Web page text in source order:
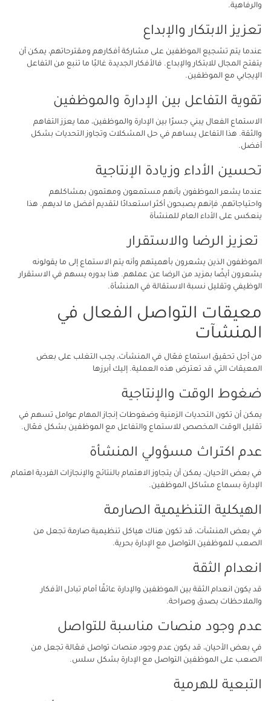
والرفاهية.
تعزيز الابتكار والإبداع
عندما يتم تشجيع الموظفين على مشاركة أفكارهم ومقترحاتهم، يمكن أن
يتفتح المجال للابتكار والإبداع. فالأفكار الجديدة غالبًا ما تنبع من التفاعل
الإيجابي مع الموظفين.
تقوية التفاعل بين الإدارة والموظفين
الاستماع الفعال يبني جسرًا بين الإدارة والموظفين، مما يعزز التفاهم
والثقة. هذا التفاعل يساهم في حل المشكلات وتجاوز التحديات بشكل
أفضل.
تحسين الأداء وزيادة الإنتاجية
عندما يشعر الموظفون بأنهم مستمعون ومهتمون بمشاكلهم
واحتياجاتهم، فإنهم يصبحون أكثر استعدادًا لتقديم أفضل ما لديهم. هذا
ينعكس على الأداء العام للمنشأة
تعزيز الرضا والاستقرار
الموظفون الذين يشعرون بأهميتهم وأنه يتم الاستماع إلى ما يقولونه
يشعرون أيضًا بمزيد من الرضا عن عملهم. هذا بدوره يسهم في الاستقرار
الوظيفي وتقليل نسبة الاستقالة في المنشأة.
معيقات التواصل الفعال في
المنشآت
من أجل تحقيق استماع فعّال في المنشآت، يجب التغلب على بعض
المعيقات التي قد تعترض هذه العملية. إليك أبرزها
ضغوط الوقت والإنتاجية
يمكن أن تكون التحديات الزمنية وضغوطات إنجاز المهام عوامل تسهم في
تقليل الوقت المخصص للاستماع والتفاعل مع الموظفين بشكل فعّال.
عدم اكتراث مسؤولي المنشأة
في بعض الأحيان، يمكن أن يتجاوز الاهتمام بالنتائج والإنجازات الفردية اهتمام
الإدارة بسماع مشاكل الموظفين.
الهيكلية التنظيمية الصارمة
في بعض المنشآت، قد تكون هناك هياكل تنظيمية صارمة تجعل من
الصعب للموظفين التواصل مع الإدارة بحرية.
انعدام الثقة
قد يكون انعدام الثقة بين الموظفين والإدارة عائقًا أمام تبادل الأفكار
والملاحظات بصدق وصراحة.
عدم وجود منصات مناسبة للتواصل
في بعض الأحيان، قد يكون عدم وجود منصات تواصل فعّالة تجعل من
الصعب على الموظفين التواصل مع الإدارة بشكل سلس.
التبعية للهرمية